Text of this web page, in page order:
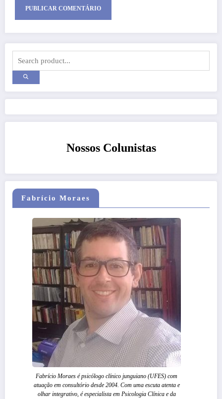
Nossos Colunistas
Fabrício Moraes
Fabrício Moraes é psicólogo clínico junguiano (UFES) com
atuação em consultório desde 2004. Com uma escuta atenta e
olhar integrativo, é especialista em Psicologia Clínica e da